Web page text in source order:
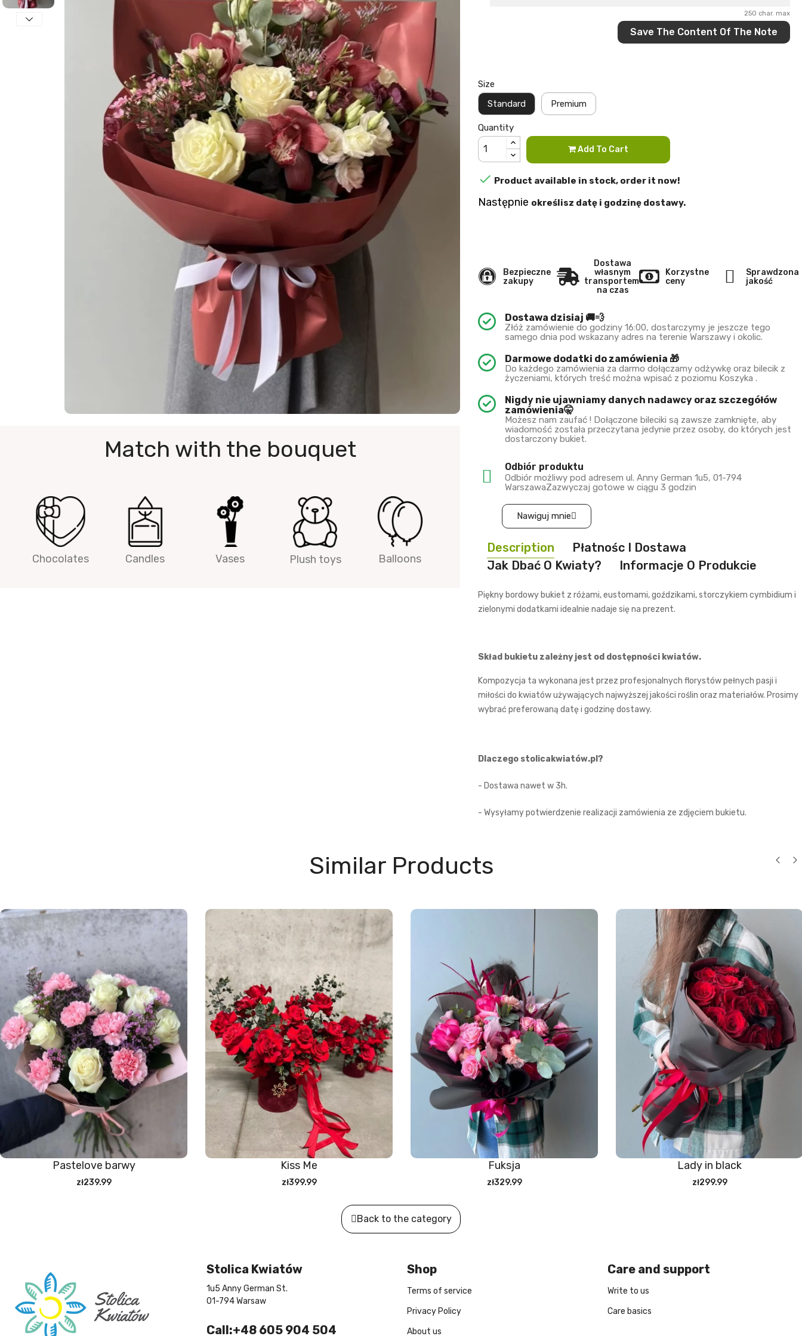
Match with the bouquet
Chocolates Candles Vases Plush toys Balloons
250 char. max
Save The Content Of The Note
Size
Standard
Premium
Quantity
Add To Cart
 Product available in stock, order it now!
Następnie określisz datę i godzinę dostawy.
Bezpieczne
zakupy
Dostawa
własnym
transportem
na czas
Korzystne
ceny
Sprawdzona
jakość
Dostawa dzisiaj 🚚💨
Złóż zamówienie do godziny 16:00, dostarczymy je jeszcze tego
samego dnia pod wskazany adres na terenie Warszawy i okolic.
Darmowe dodatki do zamówienia 🎁
Do każdego zamówienia za darmo dołączamy odżywkę oraz bilecik z
życzeniami, których treść można wpisać z poziomu Koszyka .
Nigdy nie ujawniamy danych nadawcy oraz szczegółów
zamówienia🤫
Możesz nam zaufać ! Dołączone bileciki są zawsze zamknięte, aby
wiadomość została przeczytana jedynie przez osoby, do których jest
dostarczony bukiet.
Odbiór produktu
Odbiór możliwy pod adresem ul. Anny German 1u5, 01-794
WarszawaZazwyczaj gotowe w ciągu 3 godzin
Nawiguj mnie
Description
Płatnośc I Dostawa
Jak Dbać O Kwiaty?
Informacje O Produkcie
Piękny bordowy bukiet z różami, eustomami, goździkami, storczykiem cymbidium i
zielonymi dodatkami idealnie nadaje się na prezent.
Skład bukietu zależny jest od dostępności kwiatów.
Kompozycja ta wykonana jest przez profesjonalnych florystów pełnych pasji i
miłości do kwiatów używających najwyższej jakości roślin oraz materiałów. Prosimy
wybrać preferowaną datę i godzinę dostawy.
Dlaczego stolicakwiatów.pl?
- Dostawa nawet w 3h.
- Wysyłamy potwierdzenie realizacji zamówienia ze zdjęciem bukietu.
- Pełna anonimowość.
Similar Products
Pastelove barwy
zł239.99
Kiss Me
zł399.99
Fuksja
zł329.99
Lady in black
zł299.99
Back to the category
Stolica Kwiatów
1u5 Anny German St.
01-794 Warsaw
Call:+48 605 904 504
Shop
Terms of service
Privacy Policy
About us
Care and support
Write to us
Care basics